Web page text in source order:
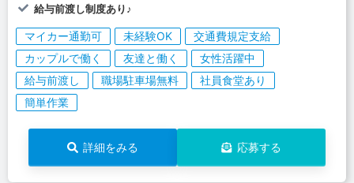
給与前渡し制度あり♪
マイカー通勤可 未経験OK
交通費規定支給
カップルで働く
友達と働く
女性活躍中
給与前渡し
職場駐車場無料
社員食堂あり
簡単作業
詳細をみる 応募する